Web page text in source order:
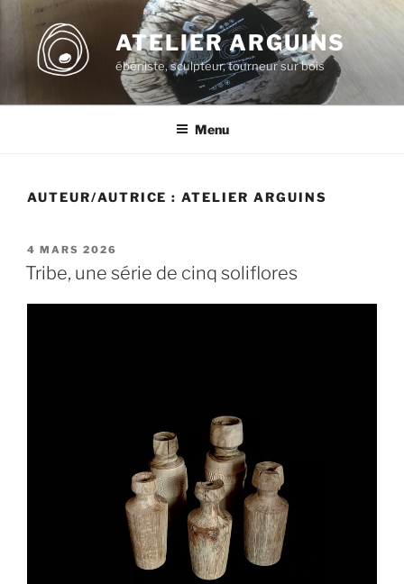
Aller
contenu
principal
ATELIER ARGUINS
ébéniste, sculpteur, tourneur sur bois
Menu
AUTEUR/AUTRICE :ATELIER ARGUINS
PUBLIÉ
LE
4 MARS 2026
Tribe, une série de cinq soliflores